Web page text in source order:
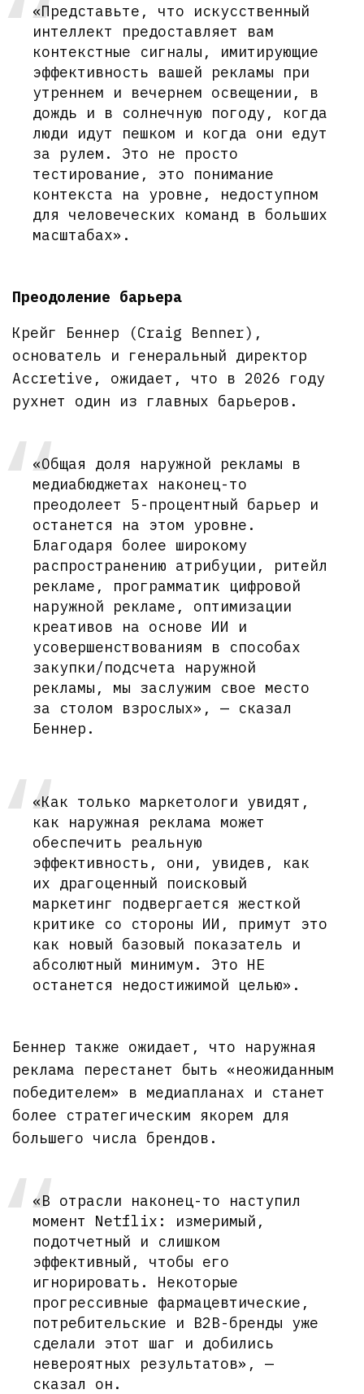
«Представьте, что искусственный
интеллект предоставляет вам
контекстные сигналы, имитирующие
эффективность вашей рекламы при
утреннем и вечернем освещении, в
дождь и в солнечную погоду, когда
люди идут пешком и когда они едут
за рулем. Это не просто
тестирование, это понимание
контекста на уровне, недоступном
для человеческих команд в больших
масштабах».
Преодоление барьера
Крейг Беннер (Craig Benner),
основатель и генеральный директор
Accretive, ожидает, что в 2026 году
рухнет один из главных барьеров.
«Общая доля наружной рекламы в
медиабюджетах наконец-то
преодолеет 5-процентный барьер и
останется на этом уровне.
Благодаря более широкому
распространению атрибуции, ритейл
рекламе, программатик цифровой
наружной рекламе, оптимизации
креативов на основе ИИ и
усовершенствованиям в способах
закупки/подсчета наружной
рекламы, мы заслужим свое место
за столом взрослых», — сказал
Беннер.
«Как только маркетологи увидят,
как наружная реклама может
обеспечить реальную
эффективность, они, увидев, как
их драгоценный поисковый
маркетинг подвергается жесткой
критике со стороны ИИ, примут это
как новый базовый показатель и
абсолютный минимум. Это НЕ
останется недостижимой целью».
Беннер также ожидает, что наружная
реклама перестанет быть «неожиданным
победителем» в медиапланах и станет
более стратегическим якорем для
большего числа брендов.
«В отрасли наконец-то наступил
момент Netflix: измеримый,
подотчетный и слишком
эффективный, чтобы его
игнорировать. Некоторые
прогрессивные фармацевтические,
потребительские и B2B-бренды уже
сделали этот шаг и добились
невероятных результатов», —
сказал он.